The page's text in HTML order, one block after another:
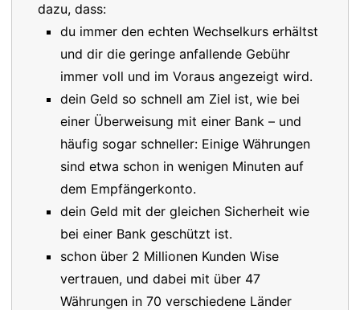
dazu, dass:
du immer den echten Wechselkurs erhältst
und dir die geringe anfallende Gebühr
immer voll und im Voraus angezeigt wird.
dein Geld so schnell am Ziel ist, wie bei
einer Überweisung mit einer Bank – und
häufig sogar schneller: Einige Währungen
sind etwa schon in wenigen Minuten auf
dem Empfängerkonto.
dein Geld mit der gleichen Sicherheit wie
bei einer Bank geschützt ist.
schon über 2 Millionen Kunden Wise
vertrauen, und dabei mit über 47
Währungen in 70 verschiedene Länder